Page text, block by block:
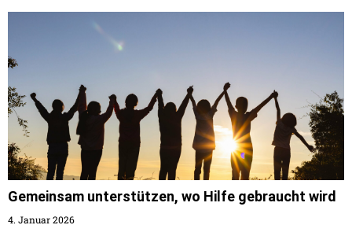
Gemeinsam unterstützen, wo Hilfe gebraucht wird
4. Januar 2026